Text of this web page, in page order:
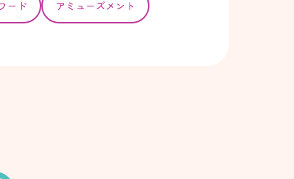
ード アミューズメント